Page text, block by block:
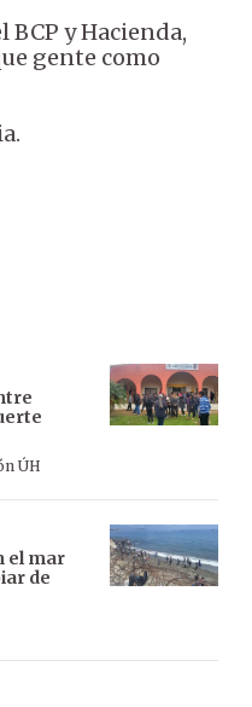
BCP y Hacienda,
gente como
ÚH
el mar
de